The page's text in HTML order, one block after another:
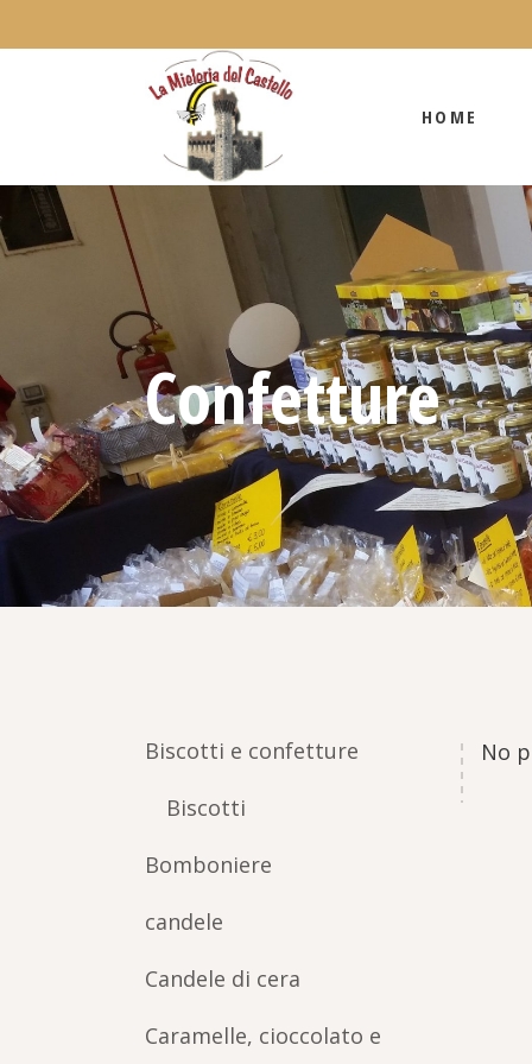
HOME
Confetture
No
Biscotti e confetture
Biscotti
Bomboniere
candele
Candele di cera
Caramelle, cioccolato e